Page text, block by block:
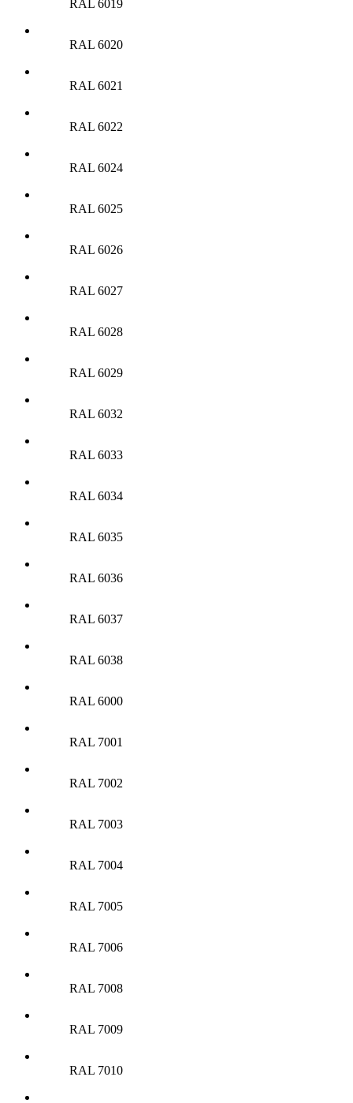
RAL 6019
RAL 6020
RAL 6021
RAL 6022
RAL 6024
RAL 6025
RAL 6026
RAL 6027
RAL 6028
RAL 6029
RAL 6032
RAL 6033
RAL 6034
RAL 6035
RAL 6036
RAL 6037
RAL 6038
RAL 6000
RAL 7001
RAL 7002
RAL 7003
RAL 7004
RAL 7005
RAL 7006
RAL 7008
RAL 7009
RAL 7010